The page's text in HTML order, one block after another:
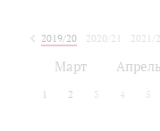
2019/20 2020/21 2021/
Март Апрель
1 2 3 4 5